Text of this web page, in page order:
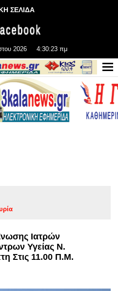
ΣΕΛΙΔΑ
2026 4:30:24 πμ
Ιατρών
Υγείας Ν.
Στις 11.00 Π.μ.